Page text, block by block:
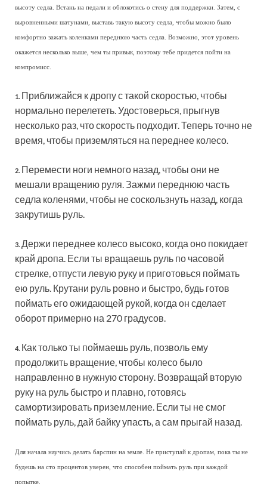
высоту седла. Встань на педали и облокотись о стену для поддержки. Затем, с
выровненными шатунами, выставь такую высоту седла, чтобы можно было
комфортно зажать коленками переднюю часть седла. Возможно, этот уровень
окажется несколько выше, чем ты привык, поэтому тебе придется пойти на
компромисс.
1. Приближайся к дропу с такой скоростью, чтобы
нормально перелететь. Удостоверься, прыгнув
несколько раз, что скорость подходит. Теперь точно не
время, чтобы приземляться на переднее колесо.
2. Перемести ноги немного назад, чтобы они не
мешали вращению руля. Зажми переднюю часть
седла коленями, чтобы не соскользнуть назад, когда
закрутишь руль.
3. Держи переднее колесо высоко, когда оно покидает
край дропа. Если ты вращаешь руль по часовой
стрелке, отпусти левую руку и приготовься поймать
ею руль. Крутани руль ровно и быстро, будь готов
поймать его ожидающей рукой, когда он сделает
оборот примерно на 270 градусов.
4. Как только ты поймаешь руль, позволь ему
продолжить вращение, чтобы колесо было
направленно в нужную сторону. Возвращай вторую
руку на руль быстро и плавно, готовясь
самортизировать приземление. Если ты не смог
поймать руль, дай байку упасть, а сам прыгай назад.
Для начала научись делать барспин на земле. Не приступай к дропам, пока ты не
будешь на сто процентов уверен, что способен поймать руль при каждой
попытке.